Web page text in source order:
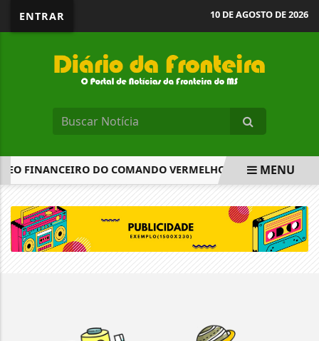
ENTRAR 10 DE AGOSTO DE 2026
FINANCEIRO DO COMANDO VERMELHO UM EM CADA
MENU